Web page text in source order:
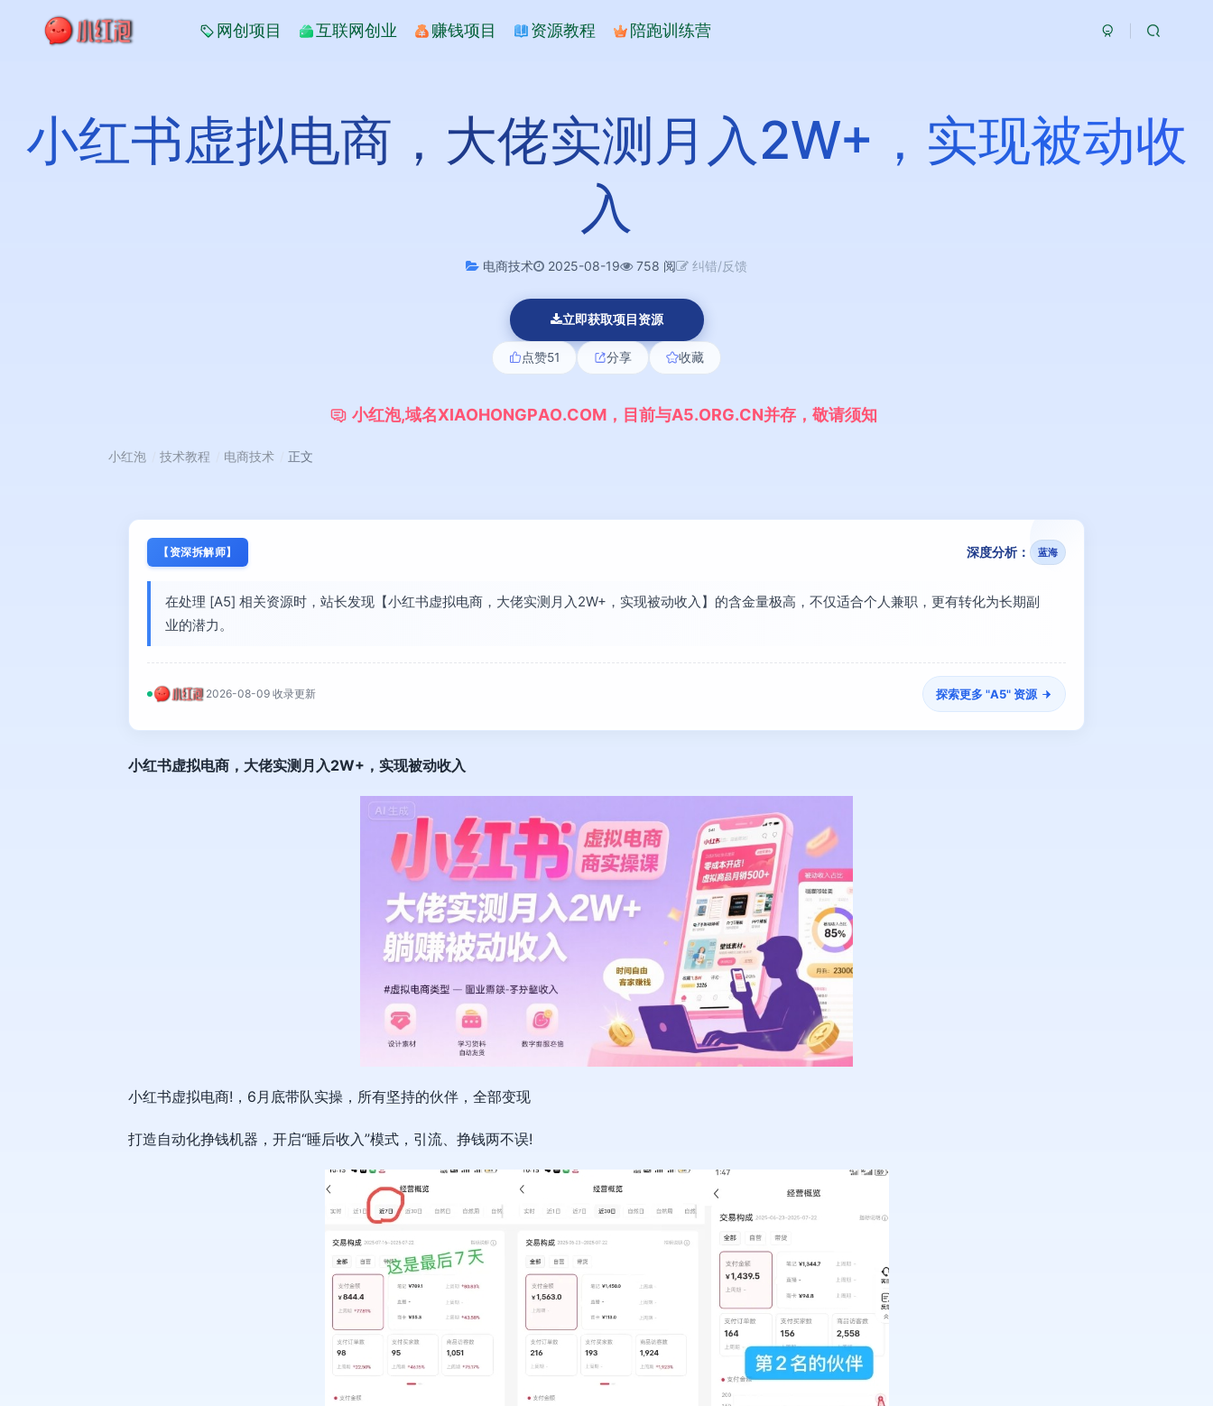
网创项目 互联网创业 赚钱项目 资源教程 陪跑训练营
小红书虚拟电商，大佬实测月入2W+，实现被动收
入
电商技术 2025-08-19 758 阅 纠错/反馈
立即获取项目资源
点赞51 分享 收藏
小红泡,域名XIAOHONGPAO.COM ， 目 前与A5.ORG.CN并存 ， 敬请须知
小红泡 技术教程 电商技术 正文
【资深拆解师】 深度分析： 蓝海
在处理 [A5] 相关资源时，站长发现【小红书虚拟电商，大佬实测月入2W+，实现被动收入】的含金量极高，不仅适合个人兼职，更有转化为长期副
业的潜力。
2026-08-09 收录更新 探索更多 "A5" 资源
小红书虚拟电商 ，大佬实测月入2W+，实现被动收入
小红书虚拟电商!，6月底带队实操，所有坚持的伙伴，全部变现
打造自动化挣钱机器，开启“睡后收入”模式，引流、挣钱两不误!